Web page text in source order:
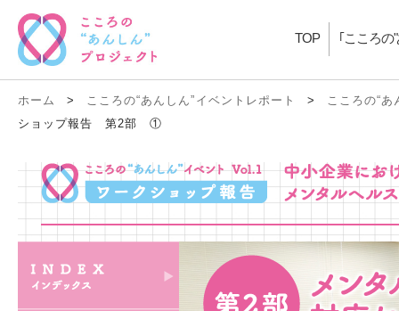
TOP ｢こころの
ホーム > こころの“あんしん”イベントレポート >
こころの“
ショップ報告 第2部 ①